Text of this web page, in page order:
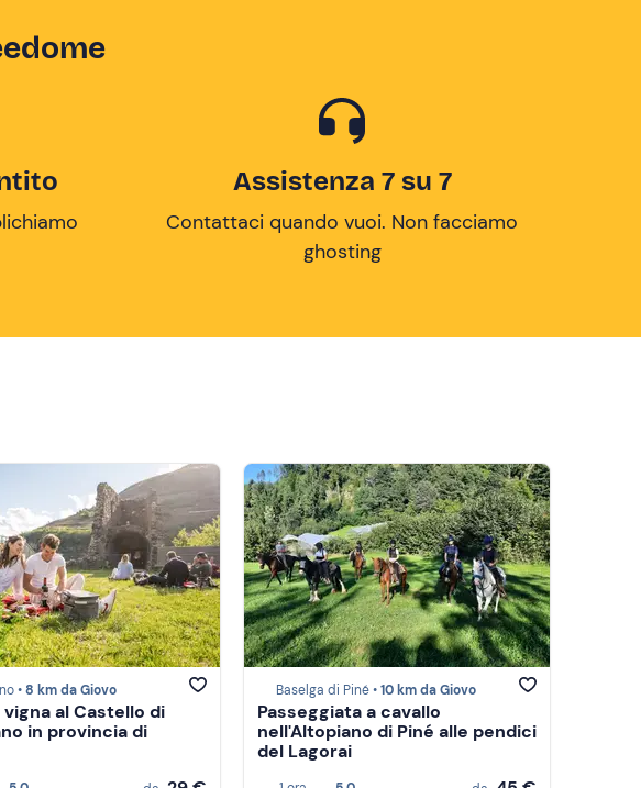
Assistenza 7 su 7
Contattaci quando vuoi. Non facciamo
ghosting
•8 km da Giovo
al Castello di
in provincia di
Baselga di Piné •10 km da Giovo
Passeggiata a cavallo
nell'Altopiano di Piné alle pendici
del Lagorai